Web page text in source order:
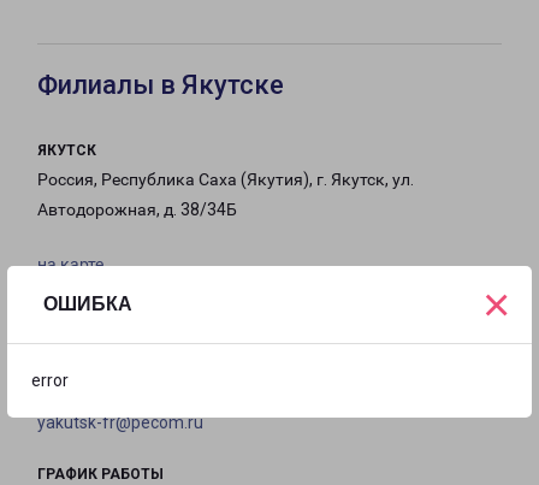
ОШИБКА
error
×
Филиалы в Якутске
ЯКУТСК
Россия, Республика Саха (Якутия), г. Якутск, ул.
Автодорожная, д. 38/34Б
на карте
ТЕЛЕФОН
8(4112)31-63-14
yakutsk-fr@pecom.ru
ГРАФИК РАБОТЫ